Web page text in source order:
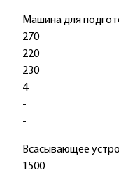
Машина для
270
220
230
4
-
-
Всасывающее
1500